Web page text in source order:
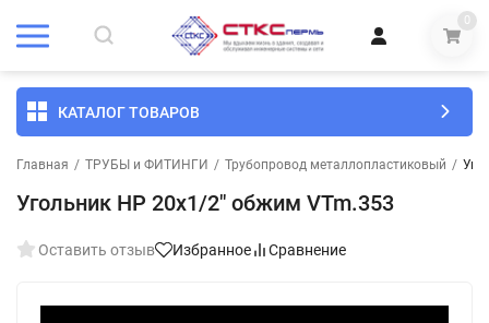
0
КАТАЛОГ ТОВАРОВ
Главная / ТРУБЫ и ФИТИНГИ / Трубопровод металлопластиковый /
Угольник НР 20х1/2" обжим VTm.353
Оставить отзыв Избранное Сравнение